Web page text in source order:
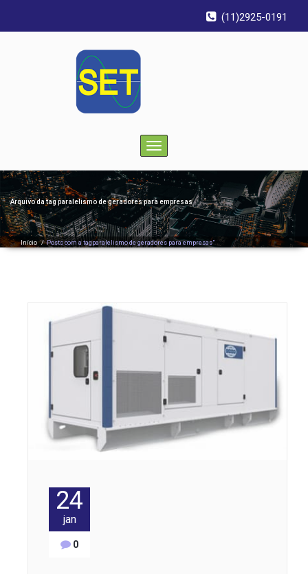
(11)2925-0191
Toggle
navigation
Arquivo da tagparalelismo de geradores para empresas
Início /Posts com a tagparalelismo de geradores para empresas"
24
jan
0